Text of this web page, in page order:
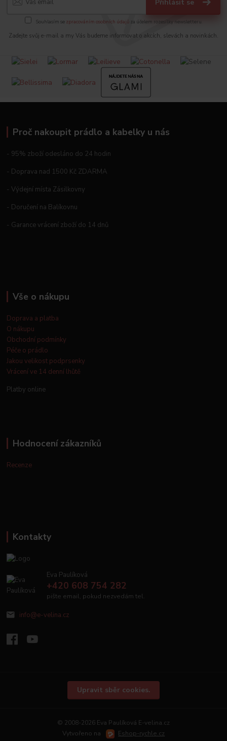
Přihlásit se
Souhlasím se zpracováním osobních údajů za účelem rozesílky newsletteru.
Zadejte svůj e-mail a my Vás budeme informovat o akcích, slevách a novinkách.
Proč nakoupit prádlo a kabelky u nás
- 95% zboží odesláno do 24 hodin
- Doprava nad 1500 Kč ZDARMA
- Výdejní místa Zásilkovny
- Doručení na Balíkovnu
- Garance vrácení zboží do 14 dnů
Vše o nákupu
Doprava a platba
O nákupu
Obchodní podmínky
Péče o prádlo
Jakou velikost podprsenky
Vrácení ve 14 denní lhůtě
Platby online
Hodnocení zákazníků
Recenze
Kontakty
Eva Paulíková
+420 608 754 282
pište email, pokud nezvedám tel.
info@e-velina.cz
Upravit sběr cookies.
© 2008-2026 Eva Paulíková E-velina.cz
Vytvořeno na
Eshop-rychle.cz